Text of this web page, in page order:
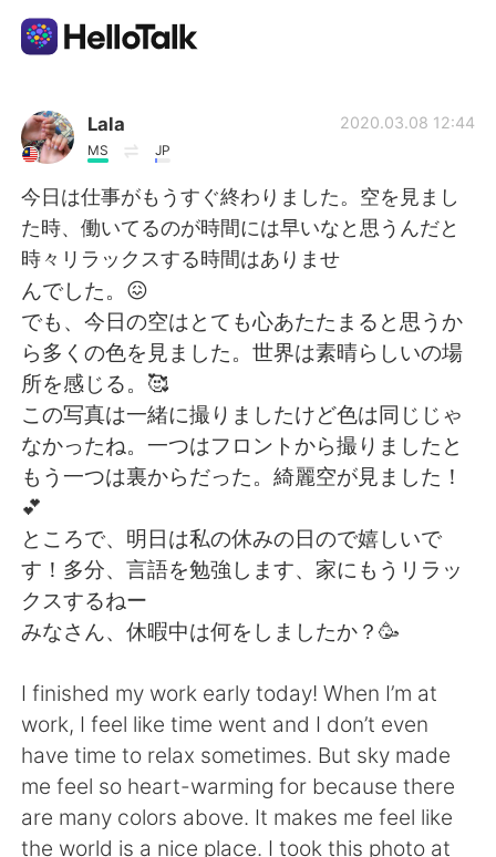
語言交換應用
AI Grammar Checker
繁體中文
English 简体中文
Español
Français Deutsch
Русский ไทย
Indonesia
Português
Lala
MS JP
2020.03.08 12:44
今日は仕事がもうすぐ終わりました。空を見まし
た時、働いてるのが時間には早いなと思うんだと
時々リラックスする時間はありませ
んでした。😖
でも、今日の空はとても心あたたまると思うか
ら多くの色を見ました。世界は素晴らしいの場
所を感じる。🥰
この写真は一緒に撮りましたけど色は同じじゃ
なかったね。一つはフロントから撮りましたと
もう一つは裏からだった。綺麗空が見ました！
💕
ところで、明日は私の休みの日ので嬉しいで
す！多分、言語を勉強します、家にもうリラッ
クスするねー
みなさん、休暇中は何をしましたか？🥳
I finished my work early today! When I’m at
work, I feel like time went and I don’t even
have time to relax sometimes. But sky made
me feel so heart-warming for because there
are many colors above. It makes me feel like
the world is a nice place. I took this photo at